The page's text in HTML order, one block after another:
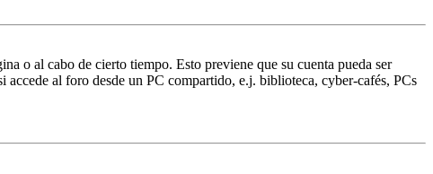
o al cabo de cierto tiempo. Esto previene que su cuenta pueda ser
accede al foro desde un PC compartido, e.j. biblioteca, cyber-cafés, PCs